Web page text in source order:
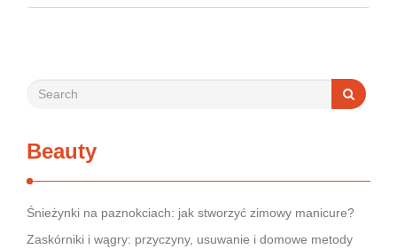
bywa dla wielu pacjentów procesem długim i frustrującym, bo
Beauty
Śnieżynki na paznokciach: jak stworzyć zimowy manicure?
Zaskórniki i wągry: przyczyny, usuwanie i domowe metody